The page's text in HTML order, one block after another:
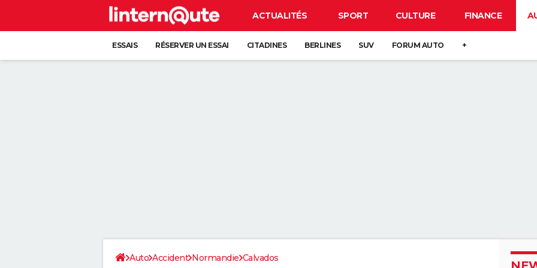
ACTUALITÉS SPORT CULTURE FINANCE
ESSAIS RÉSERVER UN ESSAI CITADINES BERLINES SUV FORUM AUTO +
Auto Accident Normandie Calvados